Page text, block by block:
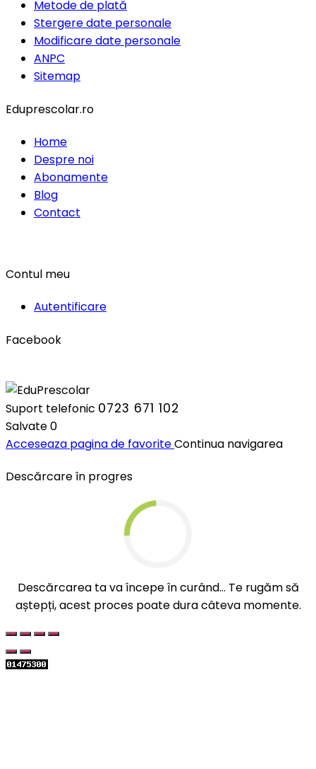
Metode de plată
Stergere date personale
Modificare date personale
ANPC
Sitemap
Eduprescolar.ro
Home
Despre noi
Abonamente
Blog
Contact
Contul meu
Autentificare
Facebook
Suport telefonic 0723 671 102
Salvate0
Acceseaza pagina de favoriteContinua navigarea
Descărcare în progres
Descărcarea ta va începe în curând... Te rugăm să
aștepți, acest proces poate dura câteva momente.